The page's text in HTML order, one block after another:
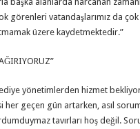
görenleri vatandaşlarımız da
üzere kaydetmektedir.”
yönetimlerden hizmet
her geçen gün artarken, asıl
tavırları hoş değil.